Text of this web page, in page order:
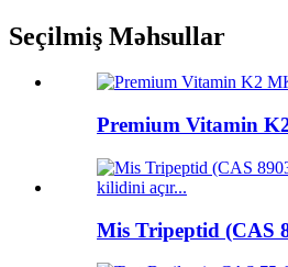
Seçilmiş Məhsullar
Premium Vitamin
Mis Tripeptid (CAS